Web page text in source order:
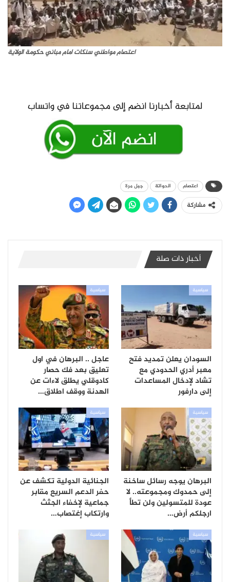
اعتصام مواطني سنكات امام مباني حكومة الولاية
اعتصام الحواتة جبل مرة
مشاركة
أخبار ذات صلة
سياسية
السودان يعلن تمديد فتح
معبر أدري الحدودي مع
تشاد لإدخال المساعدات
إلى دارفور
سياسية
عاجل .. البرهان في اول
تعليق بعد فك حصار
كادوقلي يطلق لاءات عن
الهدنة ووقف اطلاق…
سياسية
البرهان يوجه رسائل ساخنة
إلى حمدوك ومجموعته.. لا
عودة للمتسولين ولن تطأ
ارجلكم أرض…
سياسية
الجنائية الدولية تكشف عن
حفر الدعم السريع مقابر
جماعية لإخفاء الجثث
وارتكاب إغتصاب…
سياسية سياسية